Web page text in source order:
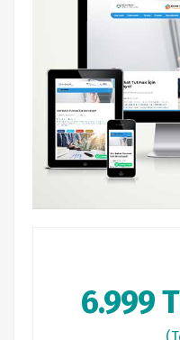
6.999